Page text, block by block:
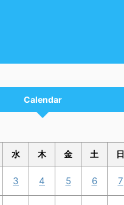
Calendar
水 木 金 土 日
3 4 5 6 7